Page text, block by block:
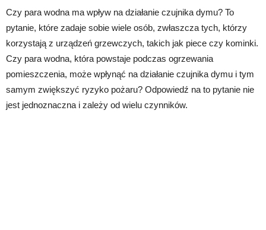
Czy para wodna ma wpływ na działanie czujnika dymu? To
pytanie, które zadaje sobie wiele osób, zwłaszcza tych, którzy
korzystają z urządzeń grzewczych, takich jak piece czy kominki.
Czy para wodna, która powstaje podczas ogrzewania
pomieszczenia, może wpłynąć na działanie czujnika dymu i tym
samym zwiększyć ryzyko pożaru? Odpowiedź na to pytanie nie
jest jednoznaczna i zależy od wielu czynników.